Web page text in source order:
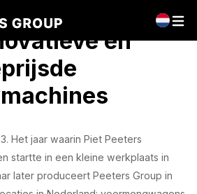
staat voor
en
Het jaar waarin Piet Peeters
startte in een kleine werkplaats in
later produceert Peeters Group in